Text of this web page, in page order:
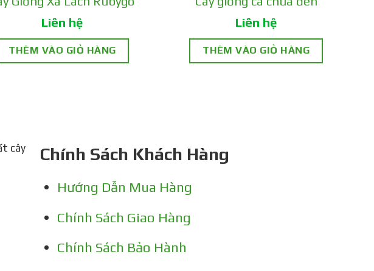
vàng sáng, khi chín mọng sẽ rất ngọt và đậm đà.
kiện khí hậu và có thể trồng trong chậu, thùng xốp
thu hoạch nhiều lần liên tục trong nhiều tháng.
Liên hệ
THÊM VÀO GIỎ HÀNG
Liên hệ
THÊM VÀO GIỎ HÀNG
cây
Chính Sách Khách Hàng
Hướng Dẫn Mua Hàng
Chính Sách Giao Hàng
Chính Sách Bảo Hành